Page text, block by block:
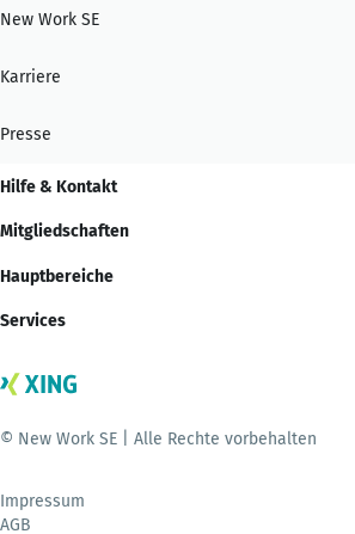
New Work SE
Karriere
Presse
Hilfe & Kontakt
Mitgliedschaften
Hauptbereiche
Services
© New Work SE | Alle Rechte vorbehalten
Impressum
AGB